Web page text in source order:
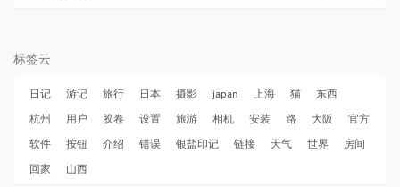
标签云
日记 游记 旅行 日本 摄影 japan 上海 猫
东西
杭州
用户 胶卷 设置 旅游 相机 安装 路 大阪
官方
软件
按钮 介绍 错误 银盐印记 链接 天气 世界
房间
回家
山西